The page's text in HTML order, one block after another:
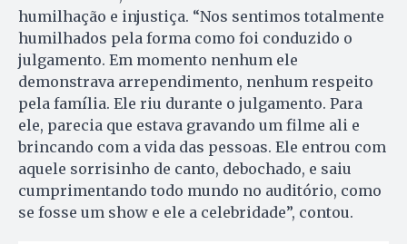
humilhação e injustiça. “Nos sentimos totalmente
humilhados pela forma como foi conduzido o
julgamento. Em momento nenhum ele
demonstrava arrependimento, nenhum respeito
pela família. Ele riu durante o julgamento. Para
ele, parecia que estava gravando um filme ali e
brincando com a vida das pessoas. Ele entrou com
aquele sorrisinho de canto, debochado, e saiu
cumprimentando todo mundo no auditório, como
se fosse um show e ele a celebridade”, contou.